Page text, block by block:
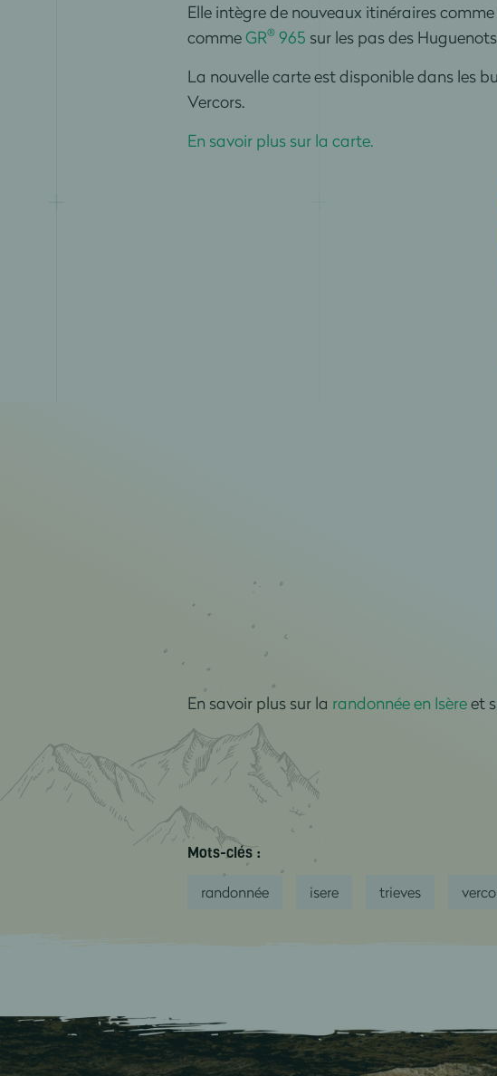
Elle intègre de nouveaux itinéraires
commeGR®965 sur les pas des
La nouvelle carte est disponible dans les
Vercors.
En savoir plus sur la carte.
En savoir plus sur la randonnée en Isèreet
Mots-clés :
randonnée isere trieves